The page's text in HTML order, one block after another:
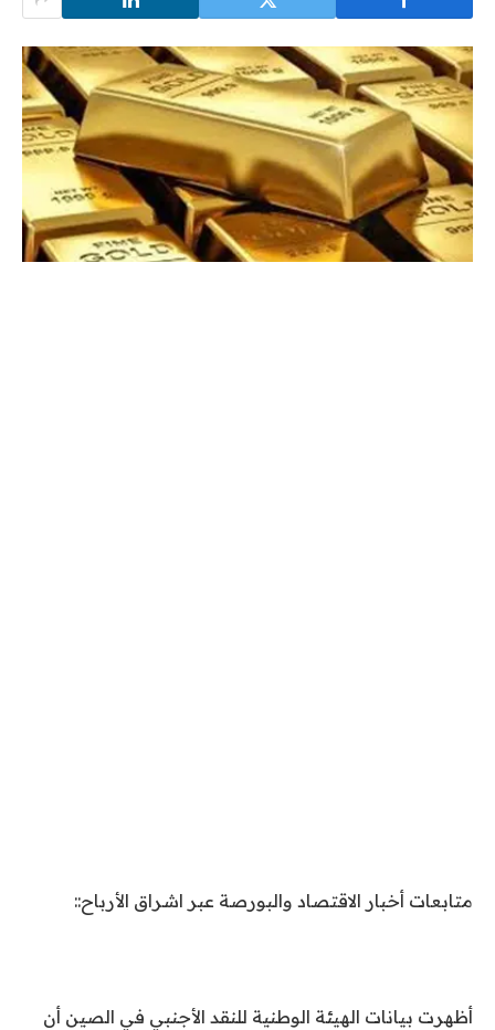
متابعات أخبار الاقتصاد والبورصة عبر اشراق الأرباح::
أظهرت بيانات الهيئة الوطنية للنقد الأجنبي في الصين أن